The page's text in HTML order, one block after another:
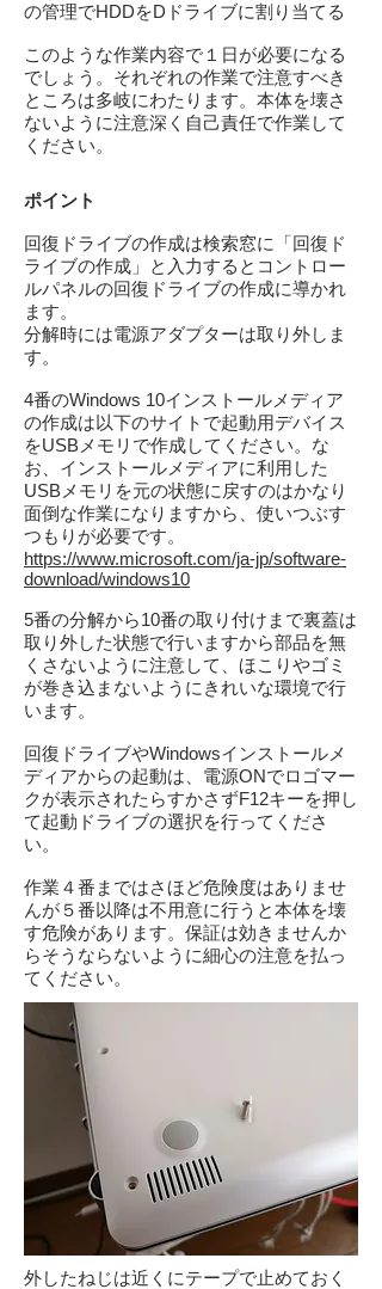
の管理でHDDをDドライブに割り当てる
このような作業内容で１日が必要になる
でしょう。それぞれの作業で注意すべき
ところは多岐にわたります。本体を壊さ
ないように注意深く自己責任で作業して
ください。
ポイント
回復ドライブの作成は検索窓に「回復ド
ライブの作成」と入力するとコントロー
ルパネルの回復ドライブの作成に導かれ
ます。
分解時には電源アダプターは取り外しま
す。
4番のWindows 10インストールメディア
の作成は以下のサイトで起動用デバイス
をUSBメモリで作成してください。な
お、インストールメディアに利用した
USBメモリを元の状態に戻すのはかなり
面倒な作業になりますから、使いつぶす
つもりが必要です。
https://www.microsoft.com/ja-jp/software-
download/windows10
5番の分解から10番の取り付けまで裏蓋は
取り外した状態で行いますから部品を無
くさないように注意して、ほこりやゴミ
が巻き込まないようにきれいな環境で行
います。
回復ドライブやWindowsインストールメ
ディアからの起動は、電源ONでロゴマー
クが表示されたらすかさずF12キーを押し
て起動ドライブの選択を行ってくださ
い。
作業４番まではさほど危険度はありませ
んが５番以降は不用意に行うと本体を壊
す危険があります。保証は効きませんか
らそうならないように細心の注意を払っ
てください。
外したねじは近くにテープで止めておく